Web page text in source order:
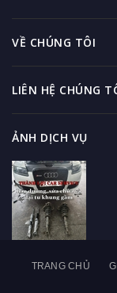
VỀ CHÚNG TÔI
LIÊN HỆ CHÚNG
ẢNH DỊCH VỤ
TRANG CHỦ